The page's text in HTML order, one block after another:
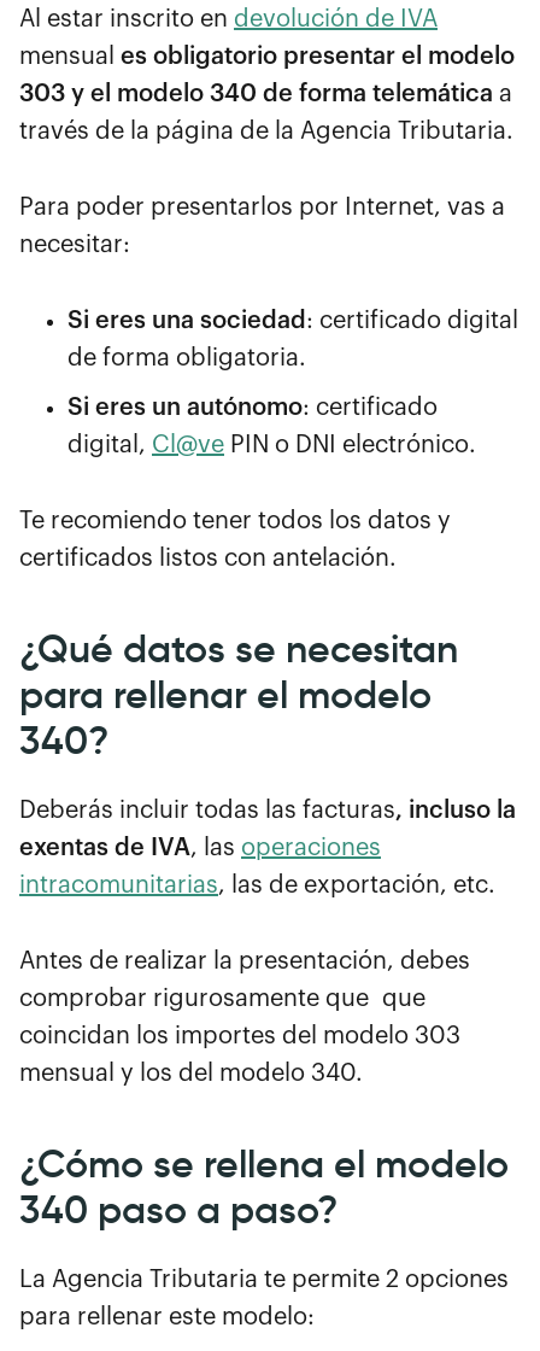
Al estar inscrito en devolución de IVA
mensual es obligatorio presentar el modelo
303 y el modelo 340 de forma telemática a
través de la página de la Agencia Tributaria.
Para poder presentarlos por Internet, vas a
necesitar:
Si eres una sociedad : certificado digital
de forma obligatoria.
Si eres un autónomo: certificado
digital, Cl@ve PIN o DNI electrónico.
Te recomiendo tener todos los datos y
certificados listos con antelación.
¿Qué datos se necesitan
para rellenar el modelo
340?
Deberás incluir todas las facturas, incluso la
exentas de IVA, las operaciones
intracomunitarias, las de exportación, etc.
Antes de realizar la presentación, debes
comprobar rigurosamente que que
coincidan los importes del modelo 303
mensual y los del modelo 340.
¿Cómo se rellena el modelo
340 paso a paso?
La Agencia Tributaria te permite 2 opciones
para rellenar este modelo: